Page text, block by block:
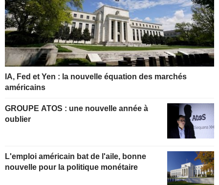
IA, Fed et Yen : la nouvelle équation des marchés
américains
GROUPE ATOS : une nouvelle année à
oublier
L'emploi américain bat de l'aile, bonne
nouvelle pour la politique monétaire